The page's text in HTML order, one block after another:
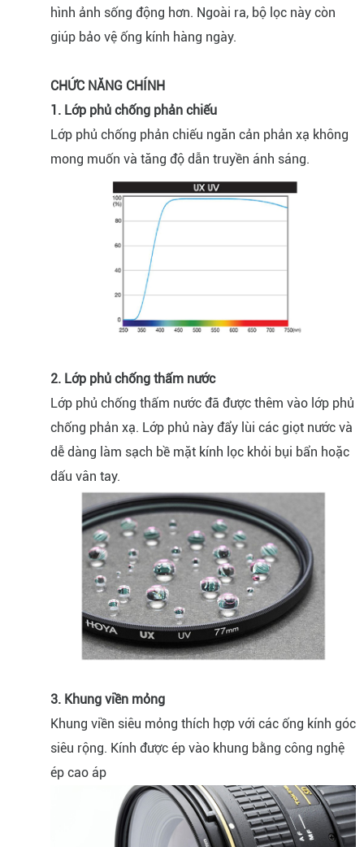
hình ảnh sống động hơn. Ngoài ra, bộ lọc này còn
giúp bảo vệ ống kính hàng ngày.
CHỨC NĂNG CHÍNH
1. Lớp phủ chống phản chiếu
Lớp phủ chống phản chiếu ngăn cản phản xạ không
mong muốn và tăng độ dẫn truyền ánh sáng.
2. Lớp phủ chống thấm nước
Lớp phủ chống thấm nước đã được thêm vào lớp phủ
chống phản xạ. Lớp phủ này đẩy lùi các giọt nước và
dễ dàng làm sạch bề mặt kính lọc khỏi bụi bẩn hoặc
dấu vân tay.
3. Khung viền mỏng
Khung viền siêu mỏng thích hợp với các ống kính góc
siêu rộng. Kính được ép vào khung bằng công nghệ
ép cao áp